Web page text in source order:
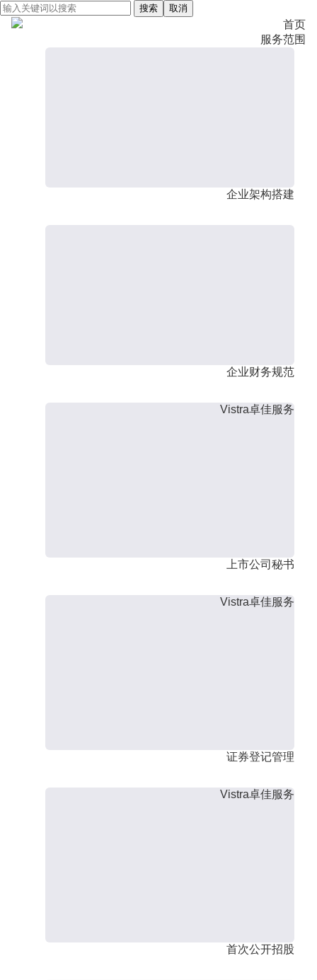
搜索 取消
首页
服务范围
企业架构搭建
企业财务规范
Vistra卓佳服务
上市公司秘书
Vistra卓佳服务
证券登记管理
Vistra卓佳服务
首次公开招股